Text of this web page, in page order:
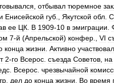
отбывал тюремное
Енисейской губ Якутской обл
ее ЦК В 1909-10 в эмиграции
7-й (Апрельской) конфер VI
конца жизни Активно участвовал
2-го Всерос съезда Советов на
Всерос чрезвычайной
дел до конца жизни Во время